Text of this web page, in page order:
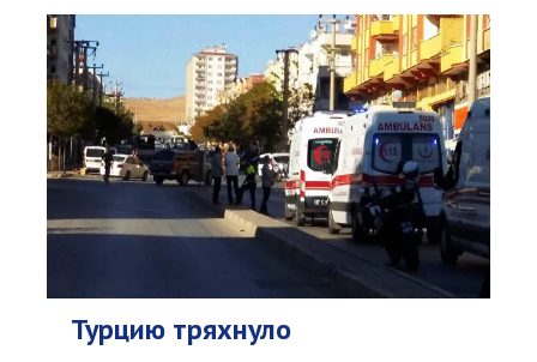
Турцию тряхнуло